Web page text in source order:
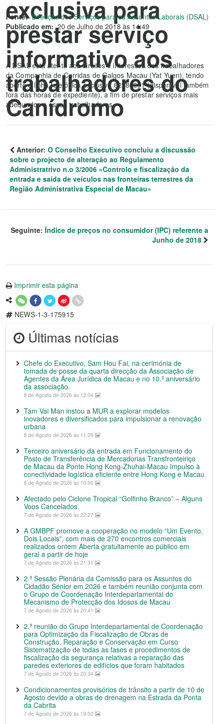
exclusiva para
prestar serviço
informativo aos
trabalhadores do
Canídromo
Fonte: Direcção dos Serviços para os Assuntos Laborais (DSAL)
Publicado em: 20 de Julho de 2018 às 14:49
A DSAL está atenta aos direitos e interesses dos trabalhadores
da Companhia de Corridas de Galgos Macau (Yat Yuen), tendo
aberto a linha telefónica exclusiva 62886091 (disponível também
fora das horas de expediente), a fim de prestar serviços mais
adequados a esses trabalhadores.
Anterior: O Conselho Executivo concluiu a discussão
sobre o projecto de alteração ao Regulamento
Administratrivo n.o 3/2006 «Controlo e fiscalização da
entrada e saída de veículos nas fronteiras terrestres da
Região Administrativa Especial de Macau»
Seguinte: Índice de preços no consumidor (IPC) referente a
Junho de 2018
Imprimir esta página
NEWS-1-3-175915
Últimas notícias
Chefe do Executivo, Sam Hou Fai, na cerimónia de
tomada de posse da quarta direcção da Associação de
Agentes da Área Jurídica de Macau e no 10.º aniversário
da associação.
8 de Agosto de 2026 às 12:04
Tam Vai Man instou a MUR a explorar modelos
inovadores e diversificados para impulsionar a renovação
urbana
8 de Agosto de 2026 às 11:28
Terceiro aniversário da entrada em Funcionamento do
Posto de Transferência de Mercadorias Transfronteiriço
de Macau da Ponte Hong Kong-Zhuhai-Macau Impulso à
conectividade logística eficiente entre Hong Kong e Macau
8 de Agosto de 2026 às 10:00
Afectado pelo Ciclone Tropical “Golfinho Branco” – Alguns
Voos Cancelados
7 de Agosto de 2026 às 22:27
A GMBPF promove a cooperação no modelo “Um Evento,
Dois Locais”, com mais de 270 encontros comerciais
realizados ontem Aberta gratuitamente ao público em
geral a partir de hoje
7 de Agosto de 2026 às 21:31
2.ª Sessão Plenária da Comissão para os Assuntos do
Cidadão Sénior em 2026 e também reunião conjunta com
o Grupo de Coordenação Interdepartamental do
Mecanismo de Protecção dos Idosos de Macau
7 de Agosto de 2026 às 20:41
2.ª reunião do Grupo Interdepartamental de Coordenação
para Optimização da Fiscalização de Obras de
Construção, Reparação e Conservação em Curso
Sistematização de todas as fases e procedimentos de
fiscalização da segurança relativas a reparação das
paredes exteriores de edifícios que foram habitados
7 de Agosto de 2026 às 20:34
Condicionamentos provisórios de trânsito a partir de 10 de
Agosto devido a obras de drenagem na Estrada da Ponta
da Cabrita
7 de Agosto de 2026 às 19:02